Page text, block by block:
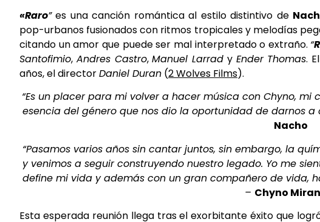
«Raro”es una canción romántica al estilo distintivo de
pop-urbanos fusionados con ritmos tropicales y melodías
citando un amor que puede ser mal interpretado o extraño. “
Santofimio, Andres Castro,Manuel Larrad y Ender Thomas.
años, el directorDaniel Duran (2 Wolves Films).
“Es un placer para mi volver a hacer música con Chyno,
esencia del género que nos dio la oportunidad de darnos a
Nacho
“Pasamos varios años sin cantar juntos, sin embargo, la
y venimos a seguir construyendo nuestro legado. Yo me
define mi vida y además con un gran compañero de vida,
– Chyno
Esta esperada reunión llega tras el exorbitante éxito que